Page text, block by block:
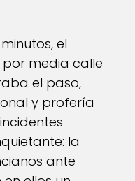
el
media calle
el paso,
y profería
la
ante